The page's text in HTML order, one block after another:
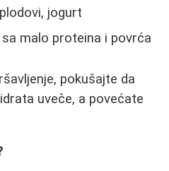
jogurt
malo proteina i povrća
pokušajte da
uveče, a povećate